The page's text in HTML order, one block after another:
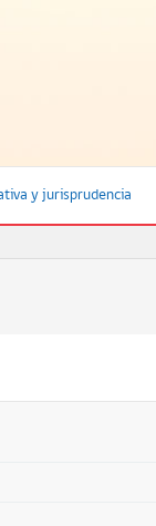
y jurisprudencia